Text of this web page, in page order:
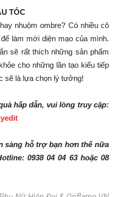
TÓC
nhuộm ombre? Có nhiều cô
làm mới diện mạo của mình.
sẽ rất thích những sản phẩm
cho những lần tạo kiểu tiếp
sẽ là lựa chọn lý tưởng!
hấp dẫn, vui lòng truy cập:
sàng hỗ trợ bạn hơn thế nữa
0938 04 04 63 hoặc 08